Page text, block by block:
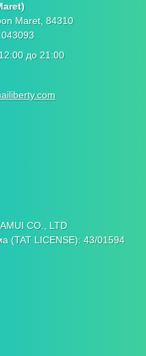
Maret, 84310
до 21:00
CO., LTD
(TAT LICENSE): 43/01594